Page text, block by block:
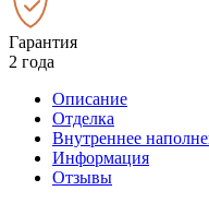
Гарантия
2 года
Описание
Отделка
Внутреннее
Информация
Отзывы